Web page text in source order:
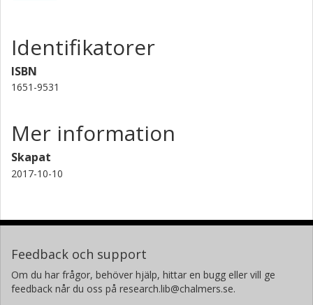
Identifikatorer
ISBN
1651-9531
Mer information
Skapat
2017-10-10
Feedback och support
Om du har frågor, behöver hjälp, hittar en bugg eller vill ge
feedback når du oss på research.lib@chalmers.se.